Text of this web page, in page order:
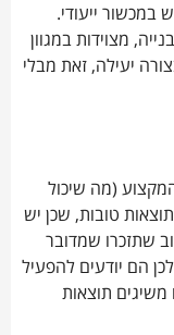
במכשור ייעודי.
מצוידות במגוון
יעילה, זאת מבלי
(מה שיכול
טובות, שכן יש
שתזכרו שמדובר
הם יודעים להפעיל
משיגים תוצאות